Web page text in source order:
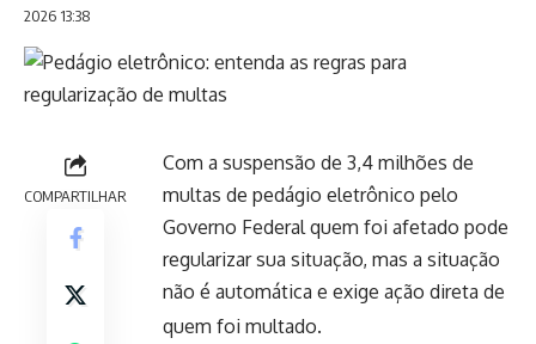
2026 13:38
COMPARTILHAR
Com a suspensão de 3,4 milhões de
multas de pedágio eletrônico pelo
Governo Federal quem foi afetado pode
regularizar sua situação, mas a situação
não é automática e exige ação direta de
quem foi multado.